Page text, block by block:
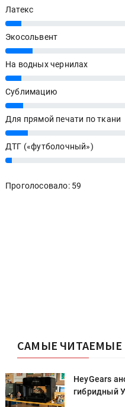
Латекс
7%
Экосольвент
12%
На водных чернилах
7%
Сублимацию
8%
Для прямой печати по ткани
10%
ДТГ («футболочный»)
3%
Проголосовало: 59
САМЫЕ ЧИТАЕМЫЕ
HeyGears
гибридный